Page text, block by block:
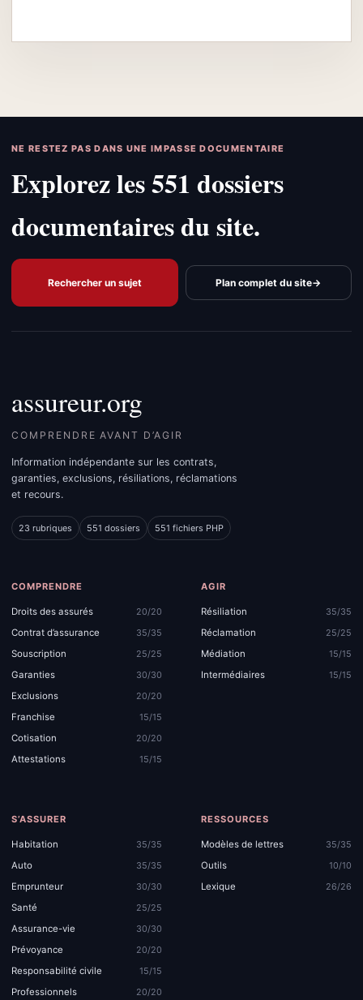
NE RESTEZ PAS DANS UNE IMPASSE DOCUMENTAIRE
Explorez les 551 dossiers
documentaires du site.
Rechercher un sujet Plan complet du site→
assureur.org
COMPRENDRE AVANT D’AGIR
Information indépendante sur les contrats,
garanties, exclusions, résiliations, réclamations
et recours.
23 rubriques 551 dossiers 551 fichiers PHP
COMPRENDRE
Droits des assurés
20/20
Contrat d’assurance
35/35
Souscription
25/25
Garanties
30/30
Exclusions
20/20
Franchise
15/15
Cotisation
20/20
Attestations
15/15
AGIR
Résiliation
35/35
Réclamation
25/25
Médiation
15/15
Intermédiaires
15/15
S’ASSURER
Habitation
35/35
Auto
35/35
Emprunteur
30/30
Santé
25/25
Assurance-vie
30/30
Prévoyance
20/20
Responsabilité civile
15/15
Professionnels
20/20
RESSOURCES
Modèles de lettres
35/35
Outils
10/10
Lexique
26/26